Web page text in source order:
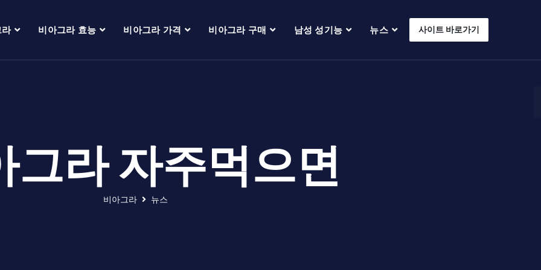
비아그라 효능 비아그라 가격 비아그라 구매 남성 성기능 뉴스 사이트 바로가기
그라 자주먹으면
비아그라 뉴스